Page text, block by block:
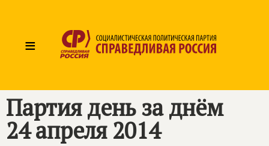
≡
Партия день за днём
24 апреля 2014